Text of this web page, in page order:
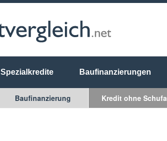
Spezialkredite Baufinanzierungen
Baufinanzierung Kredit ohne Schufa